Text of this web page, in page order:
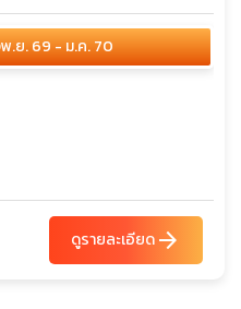
ดูรายละเอียดarrow_forward